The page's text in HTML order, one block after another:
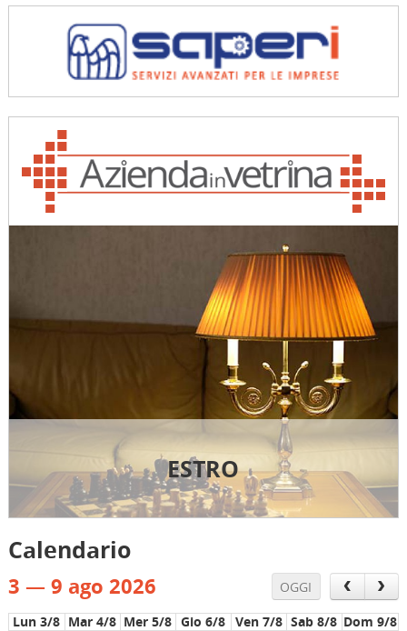
ESTRO
Calendario
3 — 9 ago 2026 OGGI
Lun 3/8 Mar 4/8 Mer 5/8 Gio 6/8 Ven 7/8 Sab 8/8 Dom 9/8